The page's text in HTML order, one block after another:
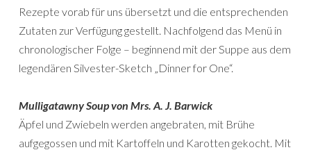
Rezepte vorab für uns übersetzt und die entsprechenden
Zutaten zur Verfügung gestellt. Nachfolgend das Menü in
chronologischer Folge – beginnend mit der Suppe aus dem
legendären Silvester-Sketch „Dinner for One“.
Mulligatawny Soup von Mrs. A. J. Barwick
Äpfel und Zwiebeln werden angebraten, mit Brühe
aufgegossen und mit Kartoffeln und Karotten gekocht. Mit